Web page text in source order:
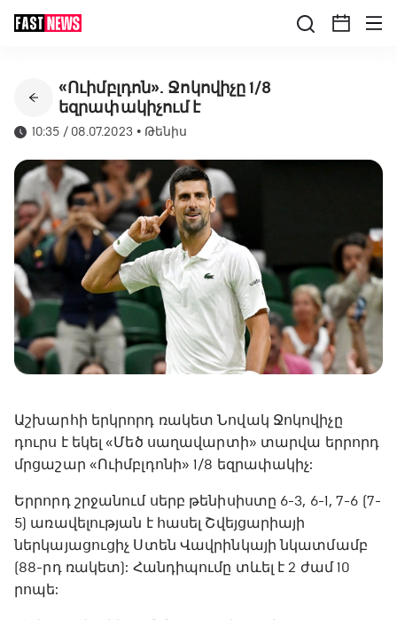
«Ուիմբլդոն». Ջոկովիչը 1/8
եզրափակիչում է
10:35 / 08.07.2023 • Թենիս
Աշխարհի երկրորդ ռակետ Նովակ Ջոկովիչը
դուրս է եկել «Մեծ սաղավարտի» տարվա երրորդ
մրցաշար «Ուիմբլդոնի» 1/8 եզրափակիչ:
Երրորդ շրջանում սերբ թենիսիստը 6-3, 6-1, 7-6 (7-
5) առավելության է հասել Շվեյցարիայի
ներկայացուցիչ Ստեն Վավրինկայի նկատմամբ
(88-րդ ռակետ): Հանդիպումը տևել է 2 ժամ 10
րոպե: